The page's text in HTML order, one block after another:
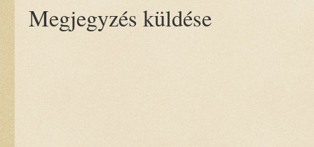
Megjegyzés küldése